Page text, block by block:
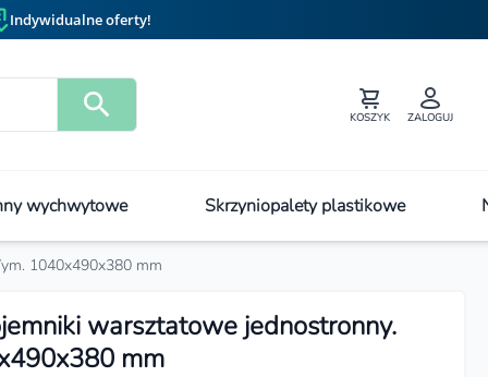
Indywidualne oferty!
KOSZYK ZALOGUJ
wychwytowe Skrzyniopalety plastikowe
1040x490x380 mm
warsztatowe jednostronny.
mm